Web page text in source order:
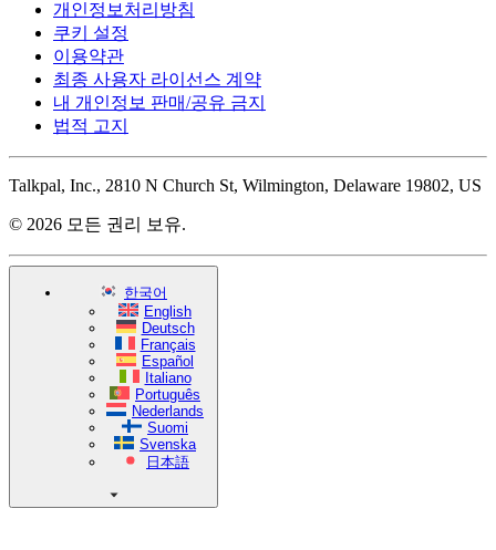
개인정보처리방침
쿠키 설정
이용약관
최종 사용자 라이선스 계약
내 개인정보 판매/공유 금지
법적 고지
Talkpal, Inc., 2810 N Church St, Wilmington, Delaware 19802, US
© 2026 모든 권리 보유.
한국어
English
Deutsch
Français
Español
Italiano
Português
Nederlands
Suomi
Svenska
日本語